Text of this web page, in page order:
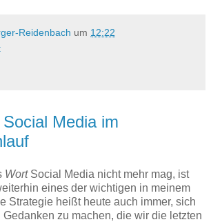
Reidenbach um 12:22
Media im
WortSocial Media nicht mehr mag, ist
eines der wichtigen in meinem
Strategie heißt heute auch immer, sich
Gedanken zu machen, die wir die letzten